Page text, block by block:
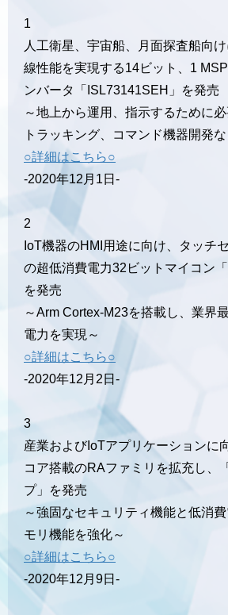
1
人工衛星、宇宙船、月面探査船向
線性能を実現する14ビット、1
ンバータ「ISL73141SEH」を発売
～地上から運用、指示するために必
トラッキング、コマンド機器開発
○詳細はこちら○
-2020年12月1日-
2
IoT機器のHMI用途に向け、タッチ
の超低消費電力32ビットマイコン
を発売
～Arm Cortex-M23を搭載し、業界
電力を実現～
○詳細はこちら○
-2020年12月2日-
3
産業およびIoTアプリケーションに
コア搭載のRAファミリを拡充し、
プ」を発売
～強固なセキュリティ機能と低消
モリ機能を強化～
○詳細はこちら○
-2020年12月9日-